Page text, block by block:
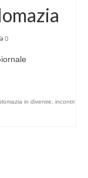
0
in divenire
incontri